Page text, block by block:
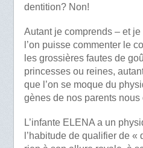
dentition? Non!
Autant je comprends – et
l’on puisse commenter le
les grossières fautes de
princesses ou reines,
que l’on se moque du
gènes de nos parents nous
L’infante ELENA a un
l’habitude de qualifier de «